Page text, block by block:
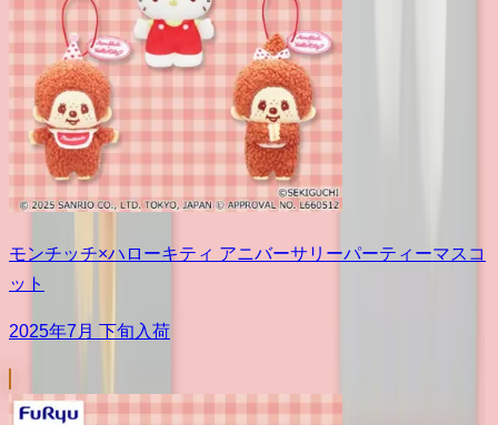
モンチッチ×ハローキティ アニバーサリーパーティーマスコ
ット
2025年7月 下旬入荷